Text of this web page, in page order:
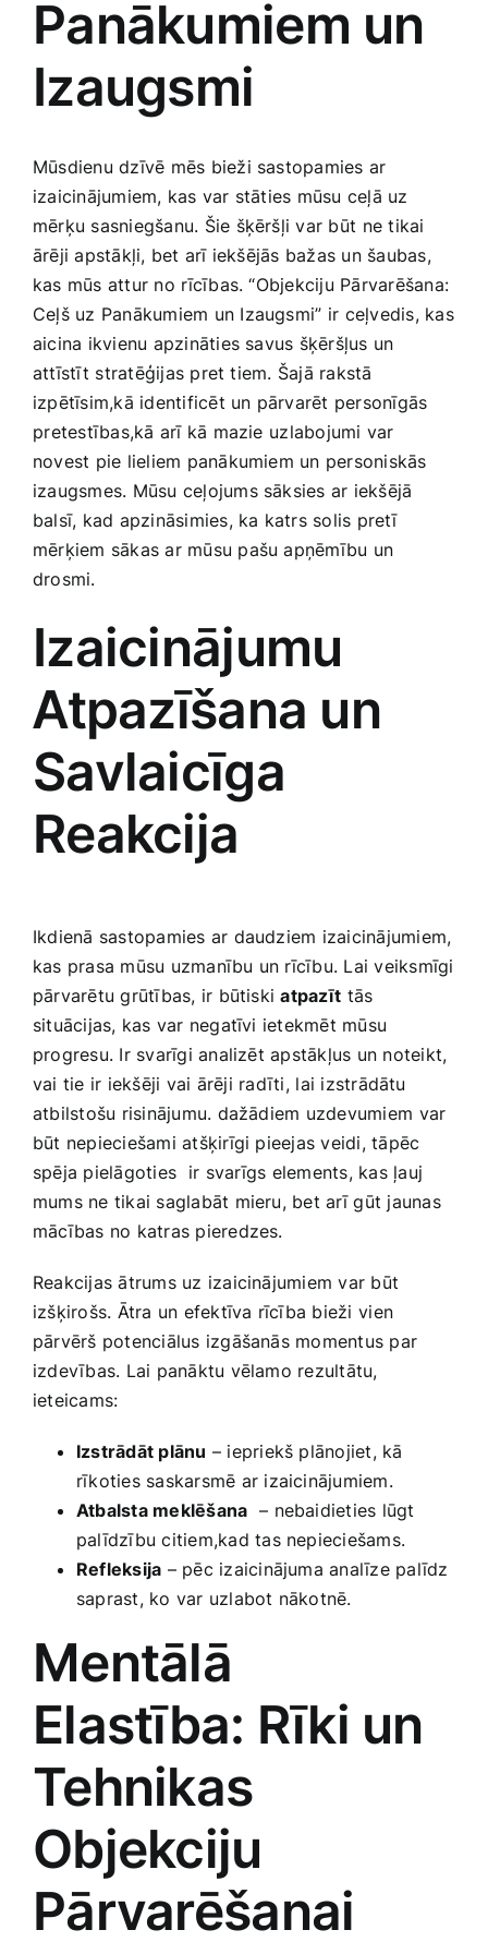
Medicīnas preces
Mobilie telefoni, planšetdatori
Pārtikas preces
Preces birojam
Preces pieaugušajiem
Rotaļlietas, bērnu preces
Smaržas, kosmētika
Sports, tūrisms un atpūta
TV un Sadzīves tehnika
Zoo preces
Panākumiem un
Izaugsmi
Mūsdienu dzīvē mēs bieži sastopamies ar
izaicinājumiem, kas var stāties mūsu ceļā uz
mērķu sasniegšanu. Šie šķēršļi var būt⁤ ne ‍tikai
ārēji apstākļi, bet arī iekšējās bažas un šaubas,
kas mūs attur no ⁤rīcības. “Objekciju Pārvarēšana:
Ceļš uz Panākumiem un Izaugsmi” ir⁣ ceļvedis, kas
aicina ikvienu apzināties savus šķēršļus un
attīstīt ⁣stratēģijas pret tiem. ‌Šajā rakstā
izpētīsim,kā identificēt un pārvarēt personīgās
⁢pretestības,kā arī kā mazie ⁢uzlabojumi var
novest pie lieliem panākumiem un personiskās⁢
izaugsmes. Mūsu ceļojums sāksies ar iekšējā
balsī, kad apzināsimies, ka ​katrs solis pretī
mērķiem sākas ar mūsu pašu apņēmību un
drosmi.
Izaicinājumu
⁤Atpazīšana un
Savlaicīga
Reakcija
Ikdienā sastopamies ar daudziem izaicinājumiem,
kas prasa mūsu uzmanību ‍un rīcību. Lai veiksmīgi
​pārvarētu grūtības, ir būtiskiatpazīt ⁢tās
situācijas, kas var negatīvi ietekmēt mūsu‍
progresu. Ir svarīgi analizēt apstākļus un noteikt,
vai tie ir iekšēji vai⁣ ārēji radīti,⁤ lai izstrādātu
atbilstošu risinājumu. dažādiem uzdevumiem⁤ var
būt nepieciešami atšķirīgi ​pieejas veidi, tāpēc
spēja pielāgoties ⁢ ir⁣ svarīgs elements, kas ļauj
mums ne tikai saglabāt mieru, bet arī ⁣gūt‌ jaunas
mācības no katras pieredzes.
Reakcijas ātrums uz izaicinājumiem ‍var​ būt
izšķirošs. Ātra un efektīva rīcība bieži⁤ vien
pārvērš potenciālus‌ izgāšanās momentus par
izdevības. Lai panāktu vēlamo ​rezultātu,⁣
ieteicams:
Izstrādāt ​plānu – iepriekš plānojiet, kā
rīkoties saskarsmē ar izaicinājumiem.
Atbalsta meklēšana ⁣ – nebaidieties lūgt
palīdzību citiem,kad tas nepieciešams.
Refleksija – pēc izaicinājuma analīze palīdz
saprast, ko var uzlabot nākotnē.
Mentālā
Elastība: Rīki un
Tehnikas
Objekciju ​
Pārvarēšanai